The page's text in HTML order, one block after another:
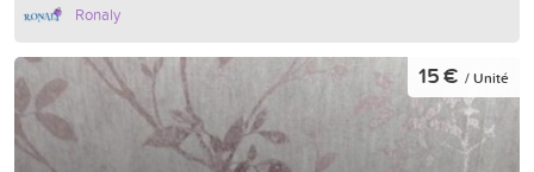
Ronaly
15 € / Unité